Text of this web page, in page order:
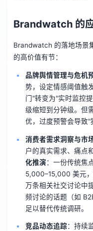
Brandwatch 的
Brandwatch 的落地场景
的高价值有节：
品牌舆情管理与危机
势，设定情感阈值触
门"转变为"实时监控
级缩短到分钟级。但
优，过度预警会导致"
消费者需求洞察与市
户的真实需求、痛点
化推演：一份传统焦
5,000–15,000 美元
万条相关社交讨论中
频讨论的话题（如
足以替代传统调研。
竞品动态追踪：持续